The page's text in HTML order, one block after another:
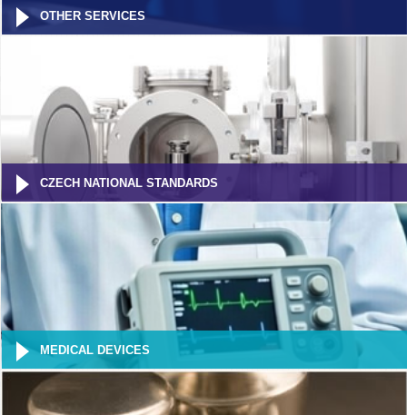
OTHER SERVICES
CZECH NATIONAL STANDARDS
MEDICAL DEVICES